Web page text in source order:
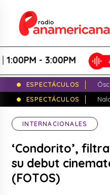
- 3:00PM
ESPECTÁCULOS
ESPECTÁCULOS
INTERNACIONALES
‘Condorito’,
su debut
(FOTOS)